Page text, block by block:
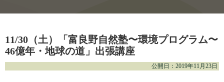
11/30（土）「富良野自然塾〜環境プログラム〜
46億年・地球の道」出張講座
公開日：2019年11月23日